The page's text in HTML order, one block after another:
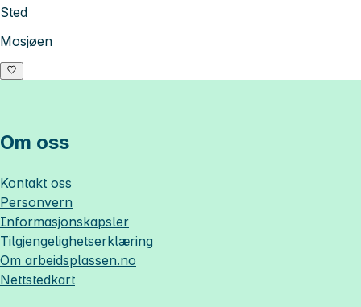
Sted
Mosjøen
Om oss
Kontakt oss
Personvern
Informasjonskapsler
Tilgjengelighetserklæring
Om arbeidsplassen.no
Nettstedkart